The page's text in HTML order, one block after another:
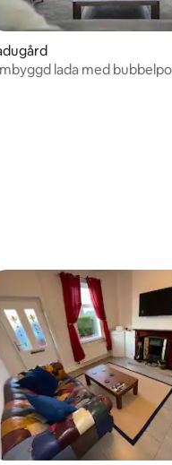
betyg, 90
lada med